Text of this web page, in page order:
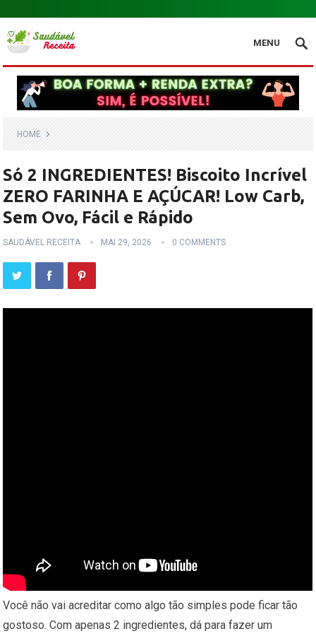
.
MENU
HOME
Só 2 INGREDIENTES! Biscoito Incrível
ZERO FARINHA E AÇÚCAR! Low Carb,
Sem Ovo, Fácil e Rápido
SAUDÁVEL RECEITA MAI 29, 2026 0 COMMENTS
Você não vai acreditar como algo tão simples pode ficar tão
gostoso. Com apenas 2 ingredientes, dá para fazer um